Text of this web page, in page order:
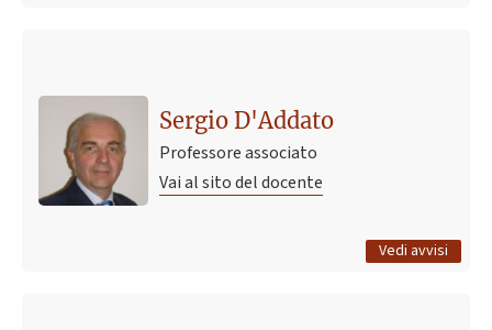
Sergio D'Addato
Professore associato
Vai al sito del docente
Vedi avvisi
INQUADRAMENTO GENERALE, DIAGNOSI E TERAPIA DI
DUE DEI PRINCIPALI DETERMINATI: IPERTENSIONE E
DISLIPIDEMIA C.I. anno 2022
4 novembre 2021 08:51
Tutti gli avvisi